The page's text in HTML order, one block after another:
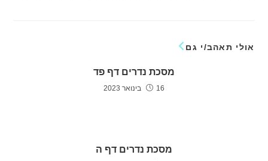
אולי תאהב/י גם
מסכת נדרים דף פד
16 בינואר 2023
מסכת נדרים דף ה